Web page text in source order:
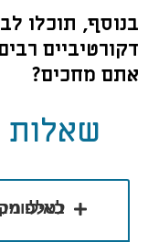
בנוסף, תוכלו
דקורטיביים
אתם מחכים?
שאלות
באילו מקומות נהוג להתקין